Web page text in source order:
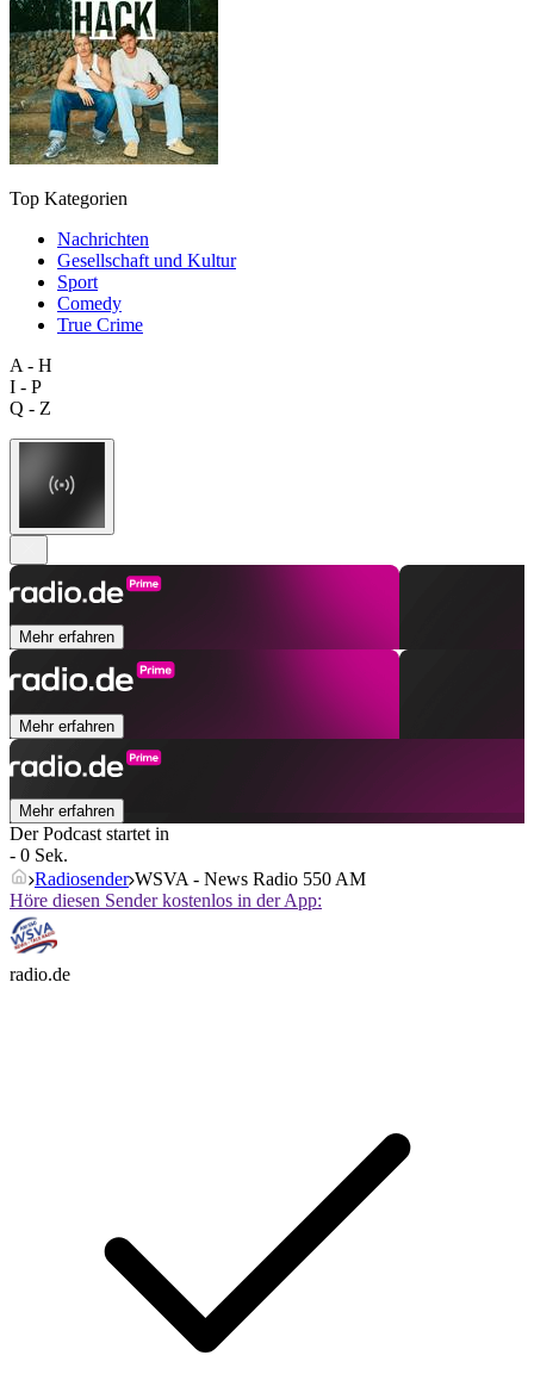
Top Kategorien
Nachrichten
Gesellschaft und Kultur
Sport
Comedy
True Crime
A - H
I - P
Q - Z
Mehr erfahren
Mehr erfahren
Mehr erfahren
Der Podcast startet in
- 0 Sek.
Radiosender WSVA - News Radio 550 AM
Höre diesen Sender kostenlos in der App:
radio.de